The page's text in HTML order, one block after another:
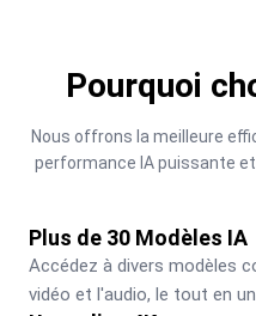
Pourquoi
Nous offrons la meilleure
performance IA puissante
Plus de 30 Modèles IA
Accédez à divers modèles
vidéo et l'audio, le tout en